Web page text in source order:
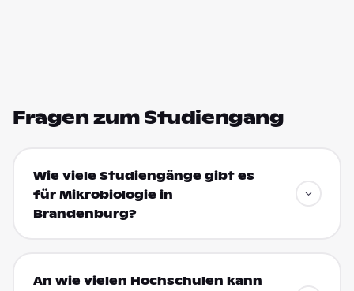
Fragen zum Studiengang
Wie viele Studiengänge gibt es
für Mikrobiologie in
Brandenburg?
An wie vielen Hochschulen kann